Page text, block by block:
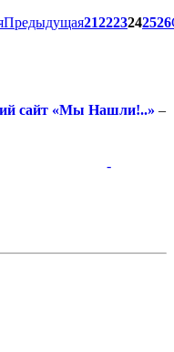
Предыдущая212223242526
сайт «Мы Нашли!..» –
-